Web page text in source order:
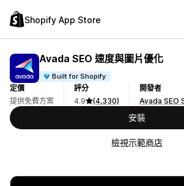
Shopify App Store
Avada SEO 速度與圖片優化
Built for Shopify
定價
提供免費方案
評分
4.9
(4,330)
開發者
Avada SEO
安裝
檢視示範商店